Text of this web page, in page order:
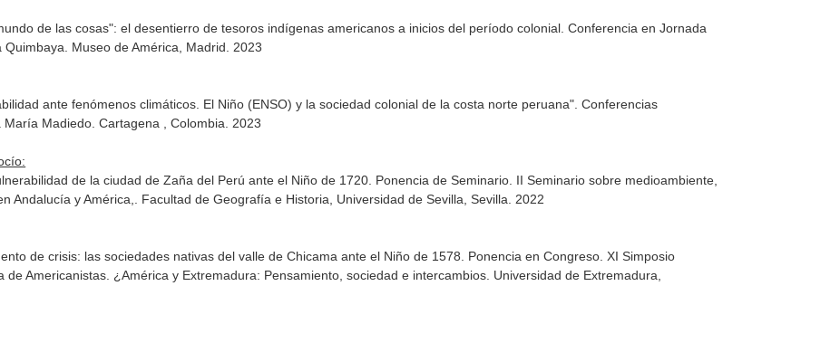
de las cosas": el desentierro de tesoros indígenas americanos a inicios del período colonial. Conferencia en Jornada
Museo de América, Madrid. 2023
ante fenómenos climáticos. El Niño (ENSO) y la sociedad colonial de la costa norte peruana". Conferencias
Madiedo. Cartagena , Colombia. 2023
de la ciudad de Zaña del Perú ante el Niño de 1720. Ponencia de Seminario. II Seminario sobre medioambiente,
Andalucía y América,. Facultad de Geografía e Historia, Universidad de Sevilla, Sevilla. 2022
de crisis: las sociedades nativas del valle de Chicama ante el Niño de 1578. Ponencia en Congreso. XI Simposio
de Americanistas. ¿América y Extremadura: Pensamiento, sociedad e intercambios. Universidad de Extremadura,